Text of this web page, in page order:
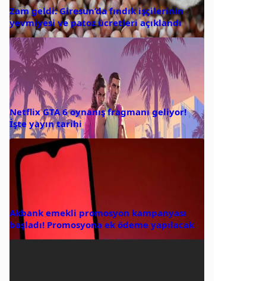
Zam geldi: Giresun’da fındık işçilerinin
yevmiyesi ve patoz ücretleri açıklandı
Netflix GTA 6 oynanış fragmanı geliyor!
İşte yayın tarihi
Akbank emekli promosyon kampanyası
başladı! Promosyona ek ödeme yapılacak